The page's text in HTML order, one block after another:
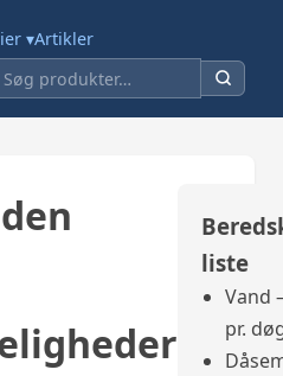
▾Artikler
liste
Vand
pr.